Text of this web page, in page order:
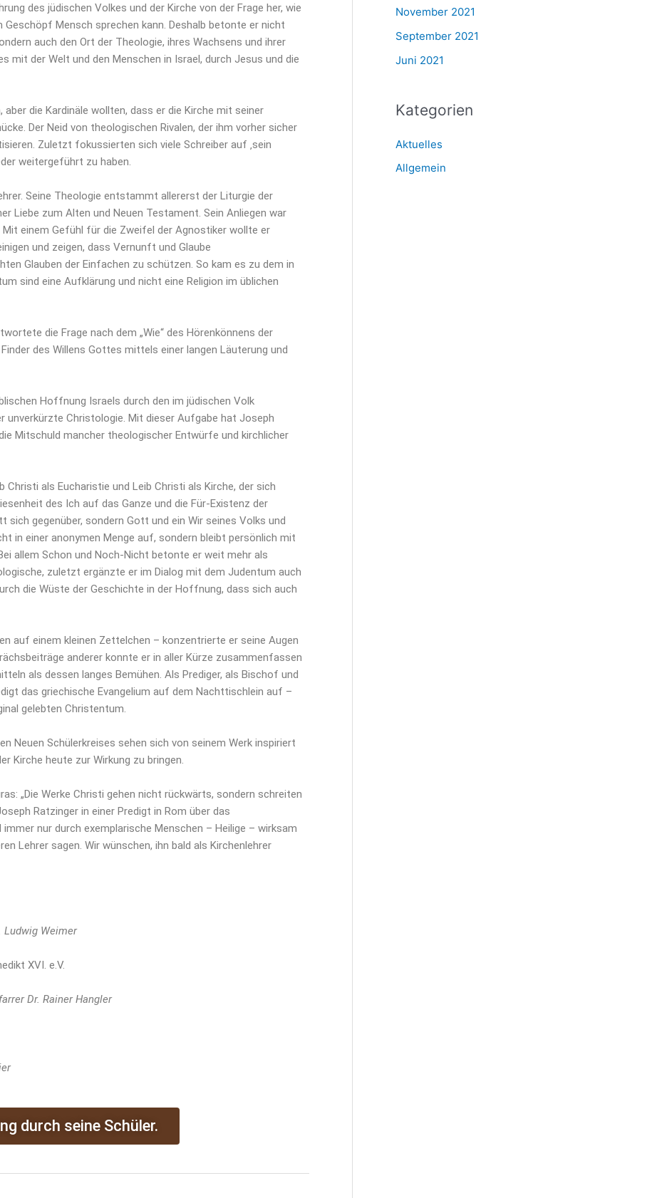
des jüdischen Volkes und der Kirche von der Frage her, wie
Mensch sprechen kann. Deshalb betonte er nicht
auch den Ort der Theologie, ihres Wachsens und ihrer
mit der Welt und den Menschen in Israel, durch Jesus und die
die Kardinäle wollten, dass er die Kirche mit seiner
Der Neid von theologischen Rivalen, der ihm vorher sicher
Zuletzt fokussierten sich viele Schreiber auf ‚sein
weitergeführt zu haben.
Seine Theologie entstammt allererst der Liturgie der
Liebe zum Alten und Neuen Testament. Sein Anliegen war
Mit einem Gefühl für die Zweifel der Agnostiker wollte er
und zeigen, dass Vernunft und Glaube
Glauben der Einfachen zu schützen. So kam es zu dem in
sind eine Aufklärung und nicht eine Religion im üblichen
die Frage nach dem „Wie“ des Hörenkönnens der
des Willens Gottes mittels einer langen Läuterung und
Hoffnung Israels durch den im jüdischen Volk
unverkürzte Christologie. Mit dieser Aufgabe hat Joseph
Mitschuld mancher theologischer Entwürfe und kirchlicher
als Eucharistie und Leib Christi als Kirche, der sich
des Ich auf das Ganze und die Für-Existenz der
sich gegenüber, sondern Gott und ein Wir seines Volks und
in einer anonymen Menge auf, sondern bleibt persönlich mit
allem Schon und Noch-Nicht betonte er weit mehr als
zuletzt ergänzte er im Dialog mit dem Judentum auch
die Wüste der Geschichte in der Hoffnung, dass sich auch
auf einem kleinen Zettelchen – konzentrierte er seine Augen
anderer konnte er in aller Kürze zusammenfassen
als dessen langes Bemühen. Als Prediger, als Bischof und
das griechische Evangelium auf dem Nachttischlein auf –
gelebten Christentum.
Neuen Schülerkreises sehen sich von seinem Werk inspiriert
Kirche heute zur Wirkung zu bringen.
„Die Werke Christi gehen nicht rückwärts, sondern schreiten
Ratzinger in einer Predigt in Rom über das
nur durch exemplarische Menschen – Heilige – wirksam
Lehrer sagen. Wir wünschen, ihn bald als Kirchenlehrer
Ludwig Weimer
XVI. e.V.
Dr. Rainer Hangler
durch seine Schüler.
November 2021
September 2021
Juni 2021
Kategorien
Aktuelles
Allgemein